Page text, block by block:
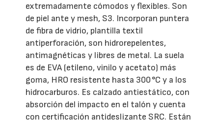
extremadamente cómodos y flexibles. Son
de piel ante y mesh, S3. Incorporan puntera
de fibra de vidrio, plantilla textil
antiperforación, son hidrorepelentes,
antimagnéticas y libres de metal. La suela
es de EVA (etileno, vinilo y acetato) más
goma, HRO resistente hasta 300 °C y a los
hidrocarburos. Es calzado antiestático, con
absorción del impacto en el talón y cuenta
con certificación antideslizante SRC. Están